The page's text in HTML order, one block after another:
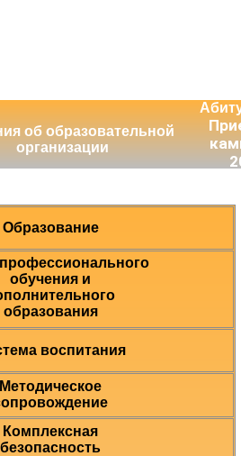
об образовательной
организации
Образование
обучения и
образования
воспитания
Методическое
Комплексная
безопасность